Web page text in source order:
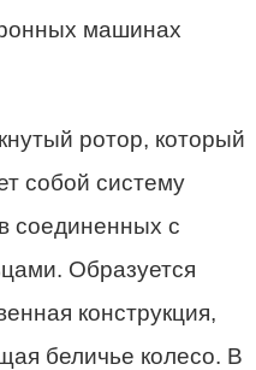
машинах
ротор, который
собой систему
соединенных с
Образуется
конструкция,
беличье колесо. В